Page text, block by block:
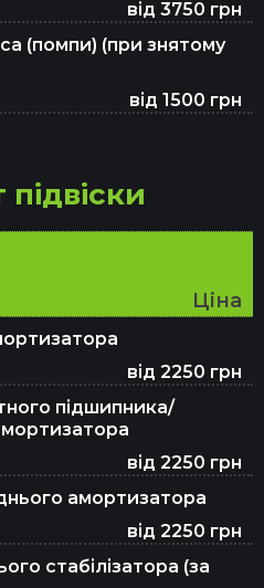
кардана
ГРМ
фільтра
від 3750 грн
(помпи) (при знятому
від 1500 грн
Ціна
від 2250 грн
підшипника/
від 2250 грн
амортизатора
від 2250 грн
стабілізатора (за